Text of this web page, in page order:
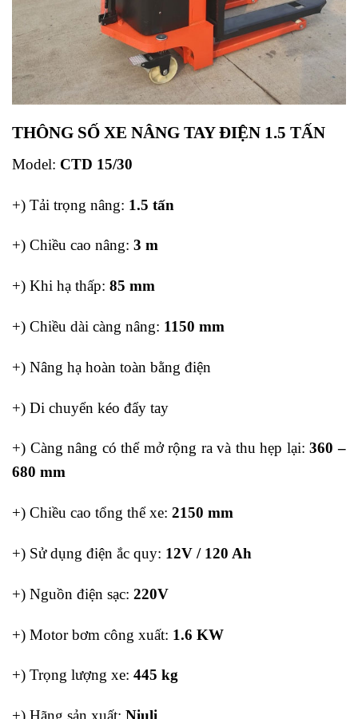
THÔNG SỐ XE NÂNG TAY ĐIỆN 1.5 TẤN
Model: CTD 15/30
+) Tải trọng nâng: 1.5 tấn
+) Chiều cao nâng: 3 m
+) Khi hạ thấp: 85 mm
+) Chiều dài càng nâng: 1150 mm
+) Nâng hạ hoàn toàn bằng điện
+) Di chuyển kéo đẩy tay
+) Càng nâng có thể mở rộng ra và thu hẹp lại:360 –
680 mm
+) Chiều cao tổng thể xe: 2150 mm
+) Sử dụng điện ắc quy: 12V / 120 Ah
+) Nguồn điện sạc: 220V
+) Motor bơm công xuất: 1.6 KW
+) Trọng lượng xe: 445 kg
+) Hãng sản xuất: Niuli